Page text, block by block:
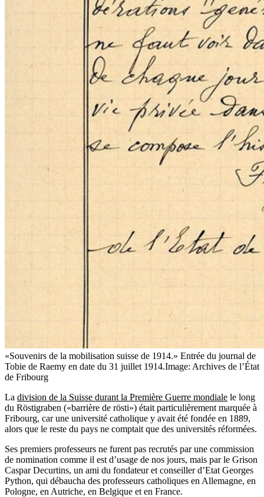
«Souvenirs de la mobilisation suisse de 1914.» Entrée du journal de
Tobie de Raemy en date du 31 juillet 1914.Image: Archives de l’État
de Fribourg
La division de la Suisse durant la Première Guerre mondiale le long
du Röstigraben («barrière de rösti») était particulièrement marquée à
Fribourg, car une université catholique y avait été fondée en 1889,
alors que le reste du pays ne comptait que des universités réformées.
Ses premiers professeurs ne furent pas recrutés par une commission
de nomination comme il est d’usage de nos jours, mais par le Grison
Caspar Decurtins, un ami du fondateur et conseiller d’Etat Georges
Python, qui débaucha des professeurs catholiques en Allemagne, en
Pologne, en Autriche, en Belgique et en France.